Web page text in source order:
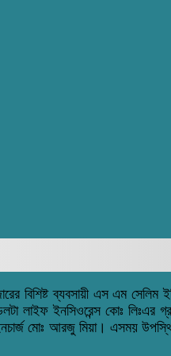
বিশিষ্ট ব্যবসায়ী এস এম সেলিম
লাইফ ইনসিওরেন্স কোঃ
মোঃ আরজুমিয়া। এসময়